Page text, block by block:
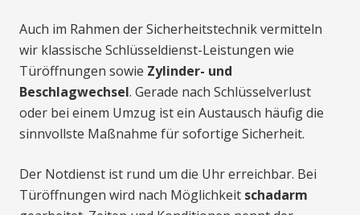
Auch im Rahmen der Sicherheitstechnik vermitteln
wir klassische Schlüsseldienst-Leistungen wie
Türöffnungen sowie Zylinder- und
Beschlagwechsel. Gerade nach Schlüsselverlust
oder bei einem Umzug ist ein Austausch häufig die
sinnvollste Maßnahme für sofortige Sicherheit.
Der Notdienst ist rund um die Uhr erreichbar. Bei
Türöffnungen wird nach Möglichkeit schadarm